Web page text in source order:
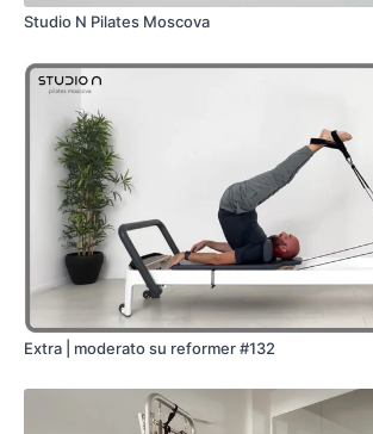
Studio N Pilates Moscova
Extra | moderato su reformer #132